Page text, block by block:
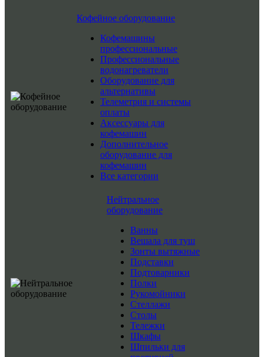
Кофейное оборудование
Кофемашины
профессиональные
Профессиональные
водонагреватели
Оборудование для
альтернативы
Телеметрия и системы
оплаты
Аксессуары для
кофемашин
Дополнительное
оборудование для
кофемашин
Все категории
Нейтральное
оборудование
Ванны
Вешала для туш
Зонты вытяжные
Подставки
Подтоварники
Полки
Рукомойники
Стеллажи
Столы
Тележки
Шкафы
Шпильки для